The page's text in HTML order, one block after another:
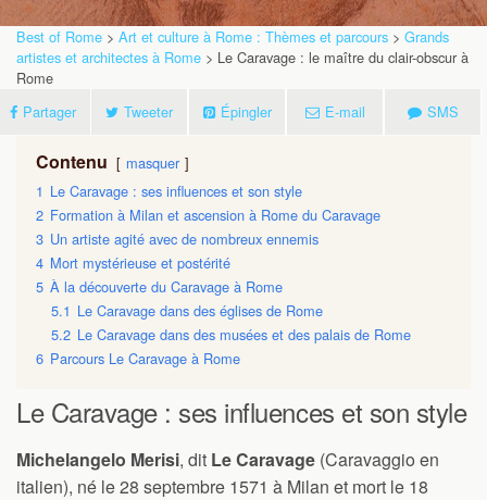
Best of Rome > Art et culture à Rome : Thèmes et parcours > Grands
artistes et architectes à Rome > Le Caravage : le maître du clair-obscur à
Rome
Partager
Tweeter Épingler E-mail SMS
Contenu
masquer
1 Le Caravage : ses influences et son style
2 Formation à Milan et ascension à Rome du Caravage
3 Un artiste agité avec de nombreux ennemis
4 Mort mystérieuse et postérité
5 À la découverte du Caravage à Rome
5.1 Le Caravage dans des églises de Rome
5.2 Le Caravage dans des musées et des palais de Rome
6 Parcours Le Caravage à Rome
Le Caravage : ses influences et son style
Michelangelo Merisi, dit Le Caravage (Caravaggio en
italien), né le 28 septembre 1571 à Milan et mort le 18